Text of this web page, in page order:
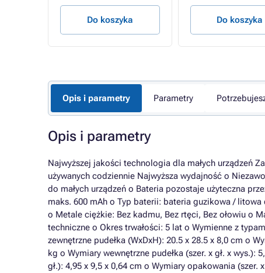
Do koszyka Do koszyka
Opis i parametry Parametry
Opis i parametry
Najwyższej jakości technologia dla małych urządzeń
używanych codziennie Najwyższa wydajność o
do małych urządzeń o Bateria pozostaje użyteczna
maks. 600 mAh o Typ baterii: bateria guzikowa /
o Metale ciężkie: Bez kadmu, Bez rtęci, Bez ołowiu o
techniczne o Okres trwałości: 5 lat o Wymienne z
zewnętrzne pudełka (WxDxH): 20.5 x 28.5 x 8,0 cm o
kg o Wymiary wewnętrzne pudełka (szer. x gł. x
gł.): 4,95 x 9,5 x 0,64 cm o Wymiary opakowania